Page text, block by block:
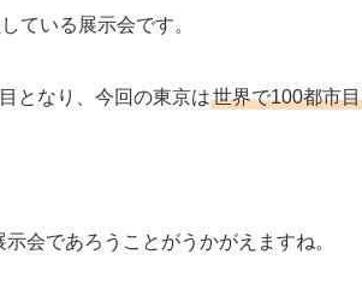
ている展示会です。
となり、今回の東京は世界で100都市目
会であろうことがうかがえますね。